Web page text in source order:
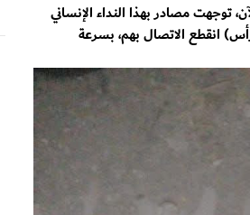
توجهت مصادر بهذا النداء الإنساني
انقطع الاتصال بهم، بسرعة